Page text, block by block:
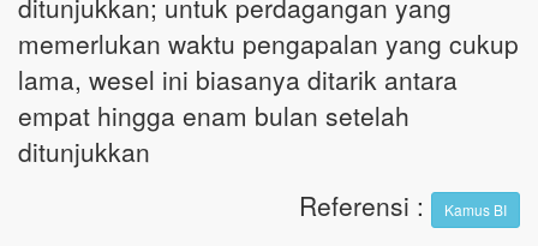
ditunjukkan; untuk perdagangan yang
memerlukan waktu pengapalan yang cukup
lama, wesel ini biasanya ditarik antara
empat hingga enam bulan setelah
ditunjukkan
Referensi : Kamus BI